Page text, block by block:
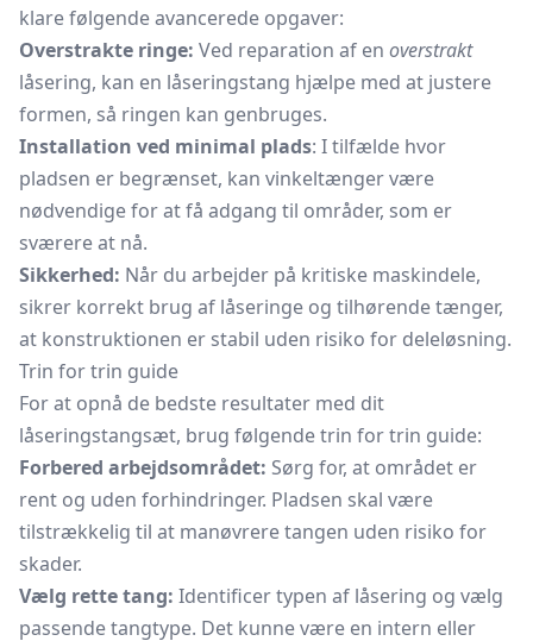
klare følgende avancerede opgaver:
Overstrakte ringe: Ved reparation af en overstrakt
låsering, kan en låseringstang hjælpe med at justere
formen, så ringen kan genbruges.
Installation ved minimal plads: I tilfælde hvor
pladsen er begrænset, kan vinkeltænger være
nødvendige for at få adgang til områder, som er
sværere at nå.
Sikkerhed: Når du arbejder på kritiske maskindele,
sikrer korrekt brug af låseringe og tilhørende tænger,
at konstruktionen er stabil uden risiko for deleløsning.
Trin for trin guide
For at opnå de bedste resultater med dit
låseringstangsæt, brug følgende trin for trin guide:
Forbered arbejdsområdet: Sørg for, at området er
rent og uden forhindringer. Pladsen skal være
tilstrækkelig til at manøvrere tangen uden risiko for
skader.
Vælg rette tang: Identificer typen af låsering og vælg
passende tangtype. Det kunne være en intern eller